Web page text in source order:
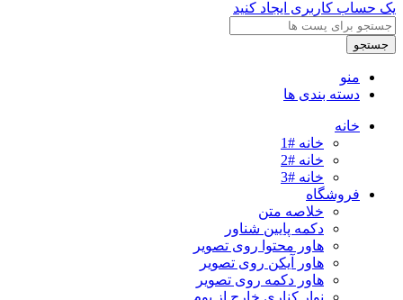
یک حساب کاربری ایجاد کنید
جستجو
منو
دسته بندی ها
خانه
خانه #1
خانه #2
خانه #3
فروشگاه
خلاصه متن
دکمه پایین شناور
هاور محتوا روی تصویر
هاور آیکن روی تصویر
هاور دکمه روی تصویر